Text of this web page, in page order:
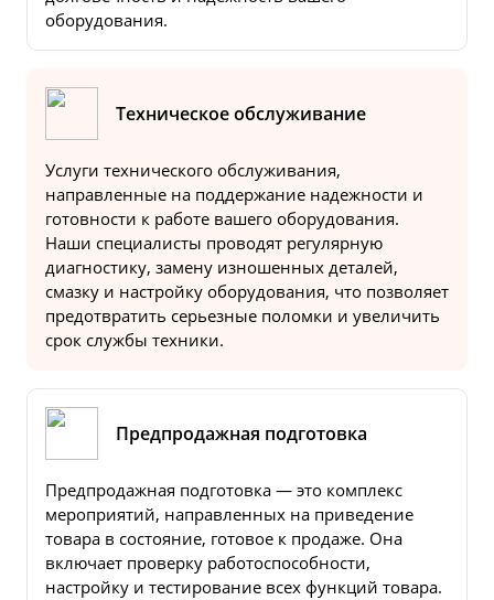
оборудования.
Техническое обслуживание
Услуги технического обслуживания,
направленные на поддержание надежности и
готовности к работе вашего оборудования.
Наши специалисты проводят регулярную
диагностику, замену изношенных деталей,
смазку и настройку оборудования, что позволяет
предотвратить серьезные поломки и увеличить
срок службы техники.
Предпродажная подготовка
Предпродажная подготовка — это комплекс
мероприятий, направленных на приведение
товара в состояние, готовое к продаже. Она
включает проверку работоспособности,
настройку и тестирование всех функций товара.